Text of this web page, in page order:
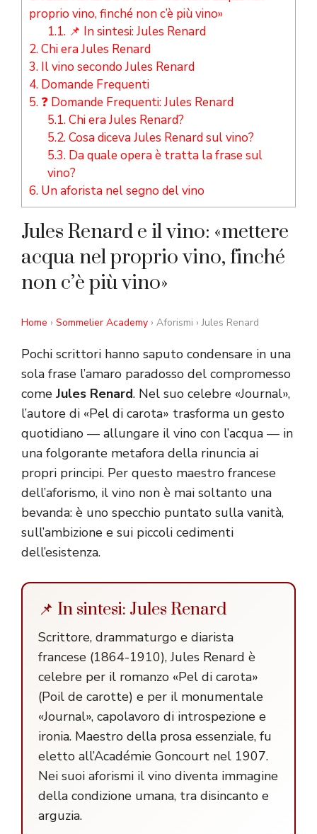
proprio vino, finché non c’è più vino»
1.1.📌 In sintesi: Jules Renard
2.Chi era Jules Renard
3. Il vino secondo Jules Renard
4. Domande Frequenti
5. ❓ Domande Frequenti: Jules Renard
5.1.Chi era Jules Renard?
5.2.Cosa diceva Jules Renard sul vino?
5.3.Da quale opera è tratta la frase sul
vino?
6. Un aforista nel segno del vino
Jules Renard e il vino: «mettere
acqua nel proprio vino, finché
non c’è più vino»
Home › Sommelier Academy › Aforismi › Jules Renard
Pochi scrittori hanno saputo condensare in una
sola frase l’amaro paradosso del compromesso
come Jules Renard. Nel suo celebre «Journal»,
l’autore di «Pel di carota» trasforma un gesto
quotidiano — allungare il vino con l’acqua — in
una folgorante metafora della rinuncia ai
propri principi. Per questo maestro francese
dell’aforismo, il vino non è mai soltanto una
bevanda: è uno specchio puntato sulla vanità,
sull’ambizione e sui piccoli cedimenti
dell’esistenza.
📌 In sintesi: Jules Renard
Scrittore, drammaturgo e diarista
francese (1864-1910), Jules Renard è
celebre per il romanzo «Pel di carota»
(Poil de carotte) e per il monumentale
«Journal», capolavoro di introspezione e
ironia. Maestro della prosa essenziale, fu
eletto all’Académie Goncourt nel 1907.
Nei suoi aforismi il vino diventa immagine
della condizione umana, tra disincanto e
arguzia.